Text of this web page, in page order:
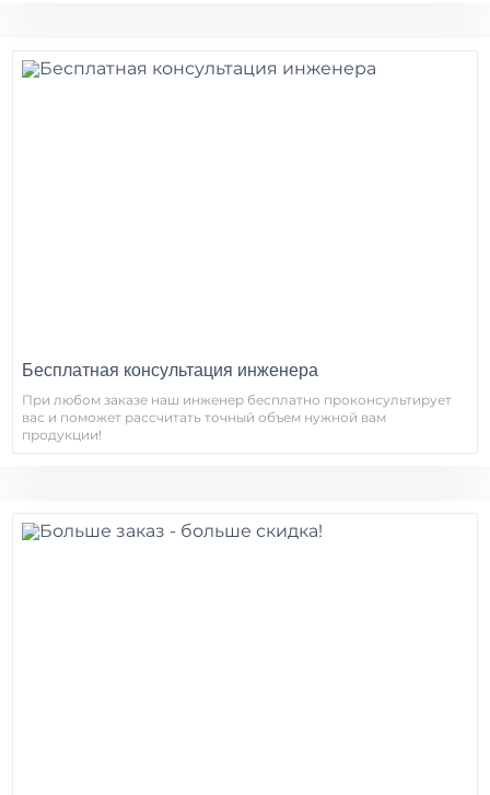
Бесплатная консультация инженера
При любом заказе наш инженер бесплатно проконсультирует
вас и поможет рассчитать точный объем нужной вам
продукции!